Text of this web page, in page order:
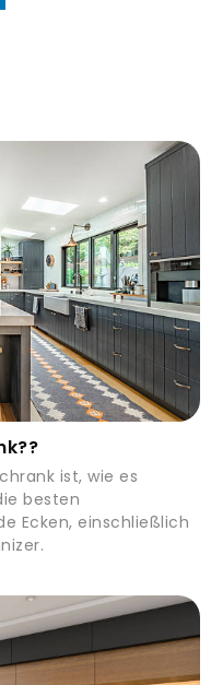
ist, wie es
besten
Ecken, einschließlich